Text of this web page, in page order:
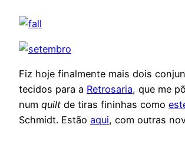
Fiz hoje finalmente mais dois
tecidos para a Retrosaria, que me
num quilt de tiras fininhas como
Schmidt. Estão aqui, com outras